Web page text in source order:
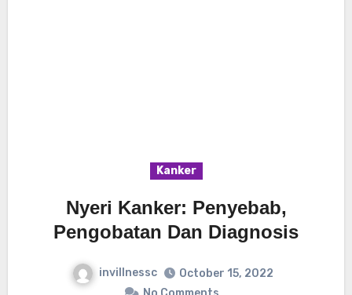
Kanker
Nyeri Kanker: Penyebab,
Pengobatan Dan Diagnosis
invillnessc
October 15, 2022